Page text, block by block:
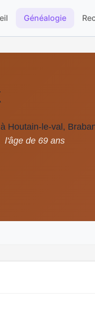
Généalogie
Houtain-le-val,
l'âge de 69 ans